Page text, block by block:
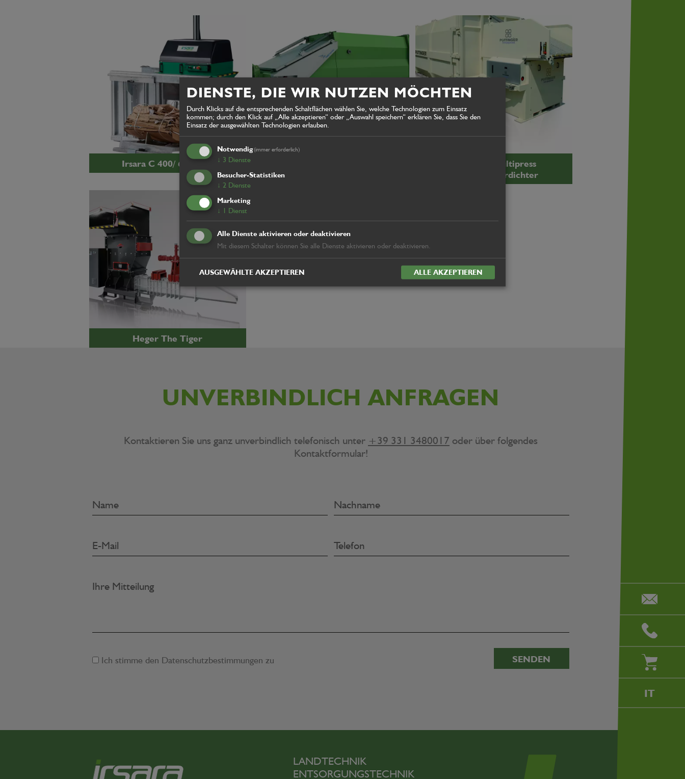
IT
Irsara C 400/ 600/ 800
Pöttinger Multipress
Schneckenverdichter
Heger The Tiger
UNVERBINDLICH ANFRAGEN
Kontaktieren Sie uns ganz unverbindlich telefonisch unter +39 331 3480017 oder über folgendes
Kontaktformular!
Name Nachname
E-Mail Telefon
Ihre Mitteilung
Ich stimme den Datenschutzbestimmungen zu SENDEN
LANDTECHNIK
ENTSORGUNGSTECHNIK
DIENSTE, DIE WIR NUTZEN MÖCHTEN
Durch Klicks auf die entsprechenden Schaltflächen wählen Sie, welche Technologien zum Einsatz
kommen; durch den Klick auf „Alle akzeptieren“ oder „Auswahl speichern“ erklären Sie, dass Sie den
Einsatz der ausgewählten Technologien erlauben.
Notwendig(immer erforderlich)
↓ 3 Dienste
Besucher-Statistiken
↓ 2 Dienste
Marketing
↓ 1 Dienst
Alle Dienste aktivieren oder deaktivieren
Mit diesem Schalter können Sie alle Dienste aktivieren oder deaktivieren.
AUSGEWÄHLTE AKZEPTIEREN ALLE AKZEPTIEREN